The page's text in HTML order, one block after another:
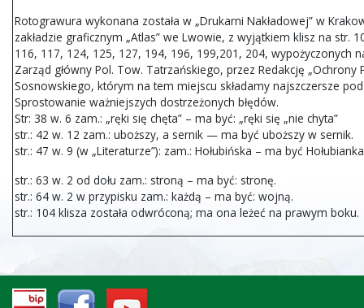
Rotograwura wykonana została w „Drukarni Nakładowej” w
zakładzie graficznym „Atlas” we Lwowie, z wyjątkiem klisz na str.
116, 117, 124, 125, 127, 194, 196, 199,201, 204, wypożyczonych
Zarząd główny Pol. Tow. Tatrzańskiego, przez Redakcję „Ochrony
Sosnowskiego, którym na tem miejscu składamy najszczersze
Sprostowanie ważniejszych dostrzeżonych błędów.
Str: 38 w. 6 zam.: „ręki się chęta” – ma być: „ręki się „nie chyta”
str.: 42 w. 12 zam.: uboższy, a sernik — ma być uboższy w sernik.
str.: 47 w. 9 (w „Literaturze”): zam.: Hołubińska – ma być Hołubianka
str.: 63 w. 2 od dołu zam.: stroną – ma być: stronę.
str.: 64 w. 2 w przypisku zam.: każdą – ma być: wojną.
str.: 104 klisza została odwróconą; ma ona leżeć na prawym boku.